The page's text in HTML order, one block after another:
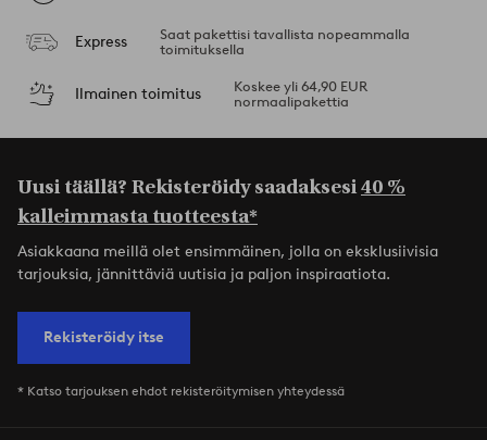
Express
Saat pakettisi tavallista nopeammalla
toimituksella
Ilmainen toimitus
Koskee yli 64,90 EUR
normaalipakettia
Uusi täällä? Rekisteröidy saadaksesi40 %
kalleimmasta tuotteesta*
Asiakkaana meillä olet ensimmäinen, jolla on eksklusiivisia
tarjouksia, jännittäviä uutisia ja paljon inspiraatiota.
Rekisteröidy itse
* Katso tarjouksen ehdot rekisteröitymisen yhteydessä